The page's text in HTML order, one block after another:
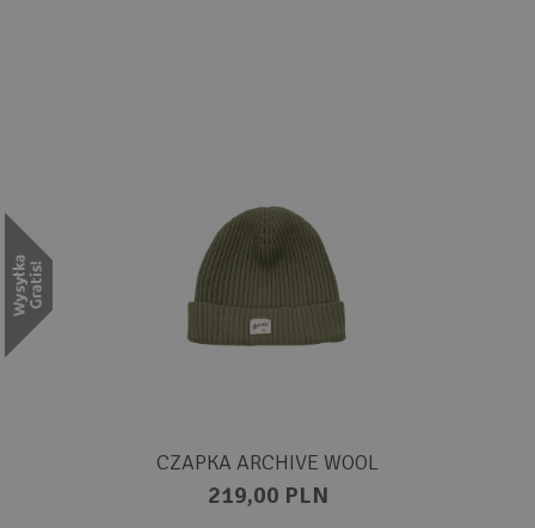
CZAPKA ARCHIVE WOOL
219,00 PLN